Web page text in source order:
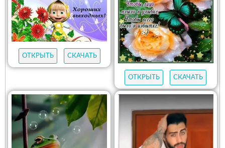
ОТКРЫТЬ СКАЧАТЬ
ОТКРЫТЬ СКАЧАТЬ